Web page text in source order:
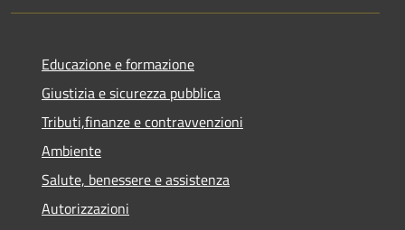
Educazione e formazione
Giustizia e sicurezza pubblica
Tributi,finanze e contravvenzioni
Ambiente
Salute, benessere e assistenza
Autorizzazioni